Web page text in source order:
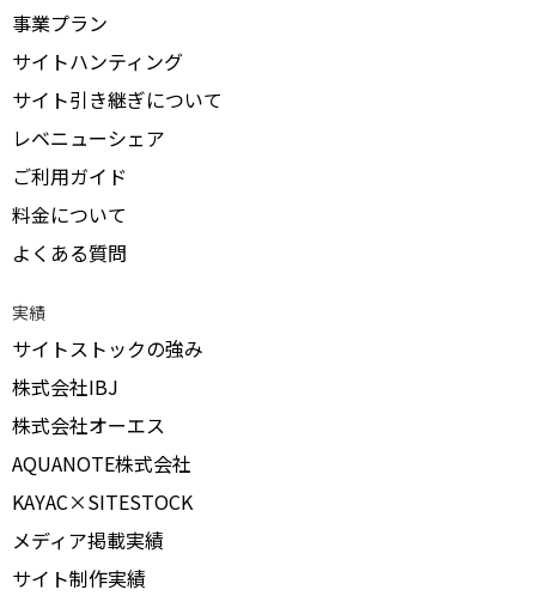
事業プラン
サイトハンティング
サイト引き継ぎについて
レベニューシェア
ご利用ガイド
料金について
よくある質問
実績
サイトストックの強み
株式会社IBJ
株式会社オーエス
AQUANOTE株式会社
KAYAC×SITESTOCK
メディア掲載実績
サイト制作実績